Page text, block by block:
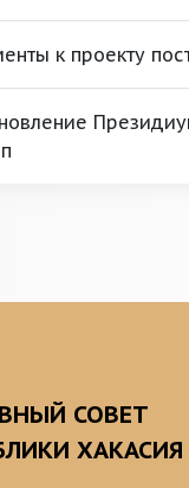
к проекту
СОВЕТ
ХАКАСИЯ